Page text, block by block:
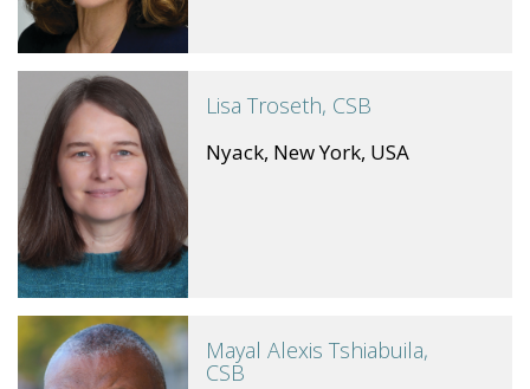
Lisa Troseth, CSB
Nyack, New York, USA
Mayal Alexis Tshiabuila,
CSB